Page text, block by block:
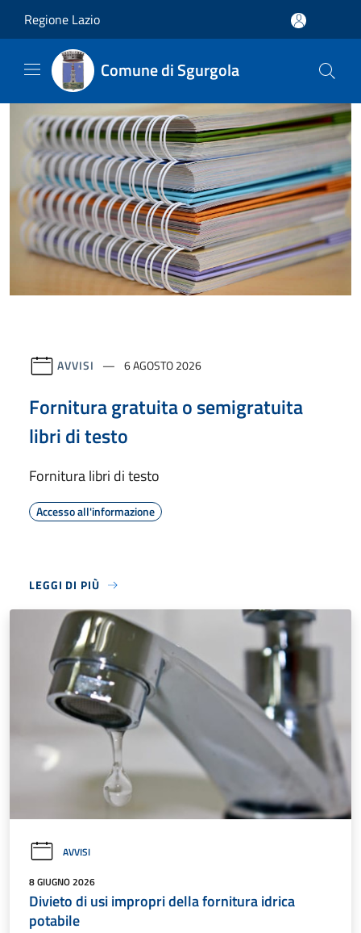
Regione Lazio
Comune di Sgurgola
AVVISI 6 AGOSTO 2026
Fornitura gratuita o semigratuita
libri di testo
Fornitura libri di testo
Accesso all'informazione
LEGGI DI PIÙ
AVVISI
8 GIUGNO 2026
Divieto di usi impropri della fornitura idrica
potabile